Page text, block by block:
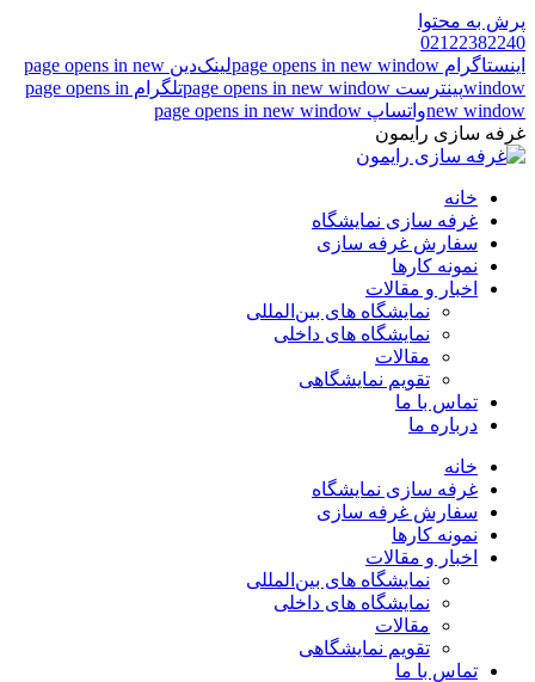
پرش به محتوا
02122382240
اینستاگرام page opens in new window
لینک‌دین page opens in new
windowپینترست page opens in new window
تلگرام page opens in
new windowواتساپ page opens in new window
غرفه سازی رایمون
خانه
غرفه سازی نمایشگاه
سفارش غرفه سازی
نمونه کارها
اخبار و مقالات
نمایشگاه های بین‌المللی
نمایشگاه های داخلی
مقالات
تقویم نمایشگاهی
تماس با ما
درباره ما
خانه
غرفه سازی نمایشگاه
سفارش غرفه سازی
نمونه کارها
اخبار و مقالات
نمایشگاه های بین‌المللی
نمایشگاه های داخلی
مقالات
تقویم نمایشگاهی
تماس با ما